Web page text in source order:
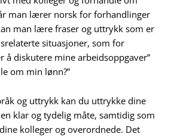
man lærer norsk for forhandlinger
man lære fraser og uttrykk som er
situasjoner, som for
å diskutere mine arbeidsoppgaver”
om min lønn?”
og uttrykk kan du uttrykke dine
klar og tydelig måte, samtidig som
kolleger og overordnede. Det